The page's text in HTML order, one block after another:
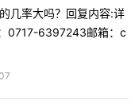
几率大吗？回复内容:详
0717-6397243邮箱：c